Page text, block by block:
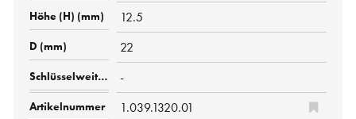
12.5
22
-
1.039.1320.01